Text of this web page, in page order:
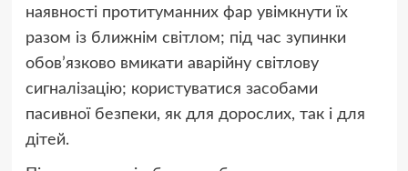
наявності протитуманних фар увімкнути їх
разом із ближнім світлом; під час зупинки
обов’язково вмикати аварійну світлову
сигналізацію; користуватися засобами
пасивної безпеки, як для дорослих, так і для
дітей.